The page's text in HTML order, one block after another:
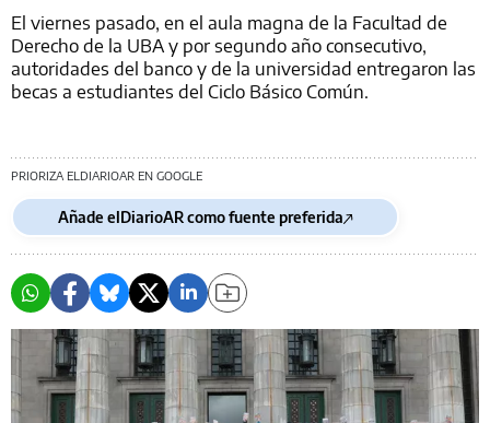
El viernes pasado, en el aula magna de la Facultad de
Derecho de la UBA y por segundo año consecutivo,
autoridades del banco y de la universidad entregaron las
becas a estudiantes del Ciclo Básico Común.
PRIORIZA ELDIARIOAR EN GOOGLE
Añade elDiarioAR como fuente preferida